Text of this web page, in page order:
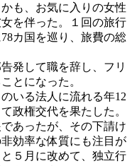
も、お気に入りの女性
を伴った。１回の旅行
カ国を巡り、旅費の総
発して職を辞し、フリ
とになった。
いる法人に流れる年12
政権交代を果たした。
あったが、その下請け
効率な体質にも注目が
５月に改めて、独立行